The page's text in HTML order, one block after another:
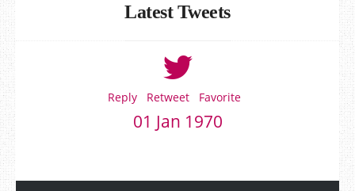
Latest Tweets
Reply Retweet Favorite
01 Jan 1970